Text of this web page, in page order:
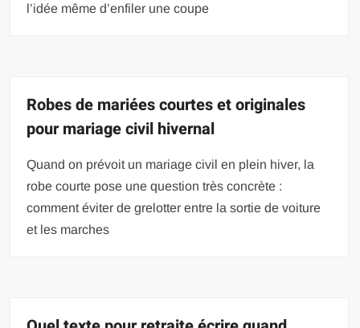
l’idée même d’enfiler une coupe
Robes de mariées courtes et originales
pour mariage civil hivernal
Quand on prévoit un mariage civil en plein hiver, la
robe courte pose une question très concrète :
comment éviter de grelotter entre la sortie de voiture
et les marches